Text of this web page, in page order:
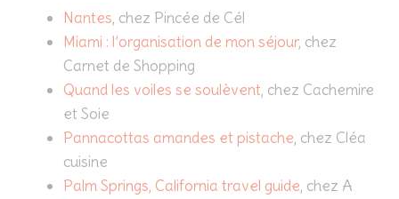
Nantes, chez Pincée de Cél
Miami : l’organisation de mon séjour, chez
Carnet de Shopping
Quand les voiles se soulèvent, chez Cachemire
et Soie
Pannacottas amandes et pistache, chez Cléa
cuisine
Palm Springs, California travel guide, chez A